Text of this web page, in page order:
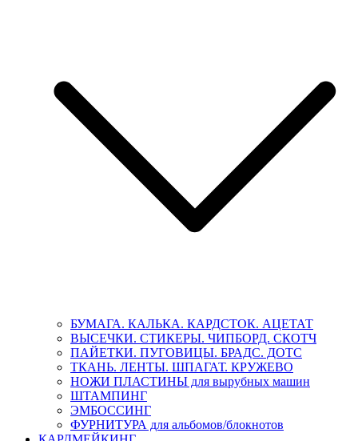
БУМАГА. КАЛЬКА. КАРДСТОК. АЦЕТАТ
ВЫСЕЧКИ. СТИКЕРЫ. ЧИПБОРД. СКОТЧ
ПАЙЕТКИ. ПУГОВИЦЫ. БРАДС. ДОТС
ТКАНЬ. ЛЕНТЫ. ШПАГАТ. КРУЖЕВО
НОЖИ ПЛАСТИНЫ для вырубных машин
ШТАМПИНГ
ЭМБОССИНГ
ФУРНИТУРА для альбомов/блокнотов